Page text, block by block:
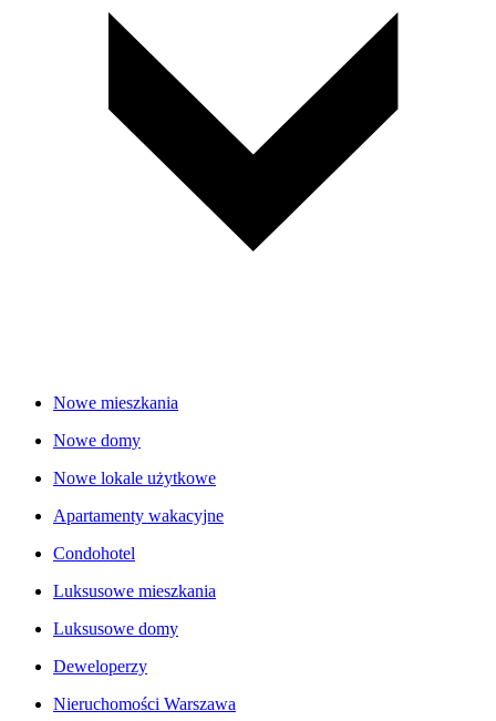
Nowe mieszkania
Nowe domy
Nowe lokale użytkowe
Apartamenty wakacyjne
Condohotel
Luksusowe mieszkania
Luksusowe domy
Deweloperzy
Nieruchomości Warszawa